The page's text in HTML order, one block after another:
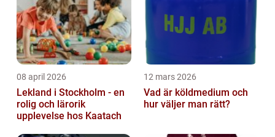
08 april 2026
Lekland i Stockholm - en
rolig och lärorik
upplevelse hos Kaatach
12 mars 2026
Vad är köldmedium och
hur väljer man rätt?